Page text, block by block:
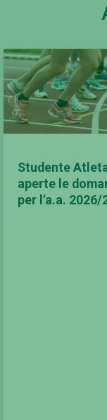
Studente
aperte le
per l'a.a. 2026/